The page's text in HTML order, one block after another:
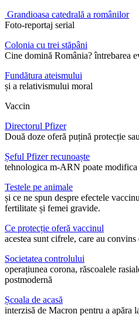
Grandioasa catedrală a românilor
Foto-reportaj serial
Colonia cu trei stăpâni
Cine domină România? întrebarea
Fundătura ateismului
și a relativismului moral
Vaccin
Directorul Pfizer
Două doze oferă puțină protecție
Șeful Pfizer recunoaște
tehnologica m-ARN poate
Testele pe animale
și ce ne spun despre efectele
fertilitate și femei gravide.
Ce protecție oferă vaccinul
acestea sunt cifrele, care au
Societatea controlului
operațiunea corona, răscoalele
postmodernă
Școala de acasă
interzisă de Macron pentru a apăra